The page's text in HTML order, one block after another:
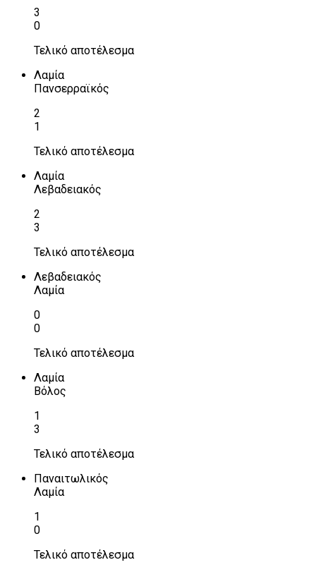
3
0
Τελικό αποτέλεσμα
Λαμία
Πανσερραϊκός
2
1
Τελικό αποτέλεσμα
Λαμία
Λεβαδειακός
2
3
Τελικό αποτέλεσμα
Λεβαδειακός
Λαμία
0
0
Τελικό αποτέλεσμα
Λαμία
Βόλος
1
3
Τελικό αποτέλεσμα
Παναιτωλικός
Λαμία
1
0
Τελικό αποτέλεσμα